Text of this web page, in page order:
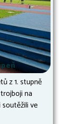
z 1. stupně
na
ve